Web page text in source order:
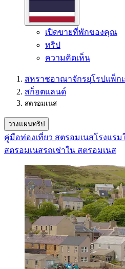
เปิดขายที่พักของคุณ
ทริป
ความคิดเห็น
สหราชอาณาจักรยุโรปแพ็ก
สก็อตแลนด์
สตรอมเนส
วางแผนทริป
คู่มือท่องเที่ยว สตรอมเนสโรงแรม
สตรอมเนสรถเช่าใน สตรอมเนส